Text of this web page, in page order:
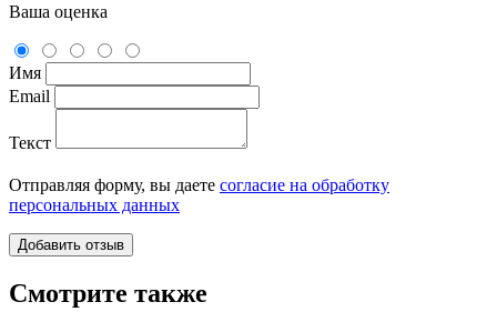
Ваша оценка
Имя
Email
Текст
Отправляя форму, вы даете согласие на обработку
персональных данных
Смотрите также